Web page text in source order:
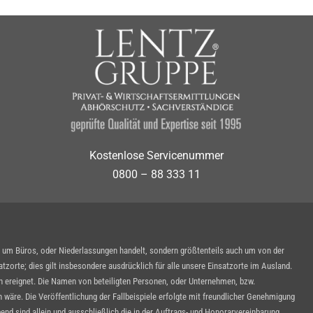
Kostenlose Servicenummer
0800 – 88 333 11
Büros, oder Niederlassungen handelt, sondern größtenteils auch um von der
dies gilt insbesondere ausdrücklich für alle unsere Einsatzorte im Ausland.
Die Namen von beteiligten Personen, oder Unternehmen, bzw.
Die Veröffentlichung der Fallbeispiele erfolgte mit freundlicher Genehmigung